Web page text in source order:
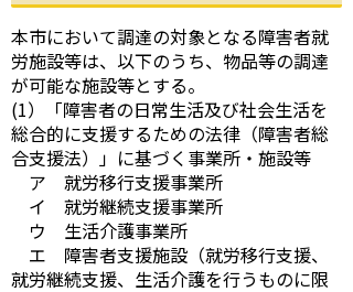
本市において調達の対象となる障害者就
労施設等は、以下のうち、物品等の調達
が可能な施設等とする。
(1）「障害者の日常生活及び社会生活を
総合的に支援するための法律（障害者総
合支援法）」に基づく事業所・施設等
ア 就労移行支援事業所
イ 就労継続支援事業所
ウ 生活介護事業所
エ 障害者支援施設（就労移行支援、
就労継続支援、生活介護を行うものに限